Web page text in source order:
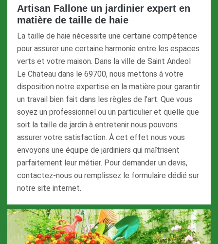
Artisan Fallone un jardinier expert en
matière de taille de haie
La taille de haie nécessite une certaine compétence
pour assurer une certaine harmonie entre les espaces
verts et votre maison. Dans la ville de Saint Andeol
Le Chateau dans le 69700, nous mettons à votre
disposition notre expertise en la matière pour garantir
un travail bien fait dans les règles de l’art. Que vous
soyez un professionnel ou un particulier et quelle que
soit la taille de jardin à entretenir nous pouvons
assurer votre satisfaction. À cet effet nous vous
envoyons une équipe de jardiniers qui maîtrisent
parfaitement leur métier. Pour demander un devis,
contactez-nous ou remplissez le formulaire dédié sur
notre site internet.